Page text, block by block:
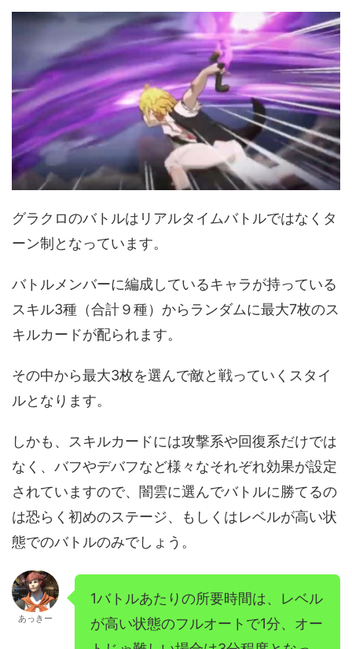
グラクロのバトルはリアルタイムバトルではなくタ
ーン制となっています。
バトルメンバーに編成しているキャラが持っている
スキル3種（合計９種）からランダムに最大7枚のス
キルカードが配られます。
その中から最大3枚を選んで敵と戦っていくスタイ
ルとなります。
しかも、スキルカードには攻撃系や回復系だけでは
なく、バフやデバフなど様々なそれぞれ効果が設定
されていますので、闇雲に選んでバトルに勝てるの
は恐らく初めのステージ、もしくはレベルが高い状
態でのバトルのみでしょう。
あっきー
1バトルあたりの所要時間は、レベル
が高い状態のフルオートで1分、オー